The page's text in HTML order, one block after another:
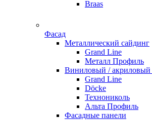
Braas
Фасад
Металлический сайдинг
Grand Line
Металл Профиль
Виниловый / акриловый
Grand Line
Döсkе
Технониколь
Альта Профиль
Фасадные панели